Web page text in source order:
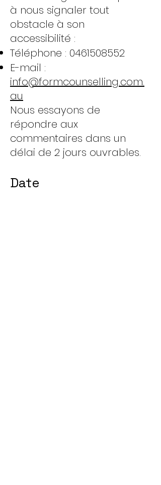
à nous signaler tout
obstacle à son
accessibilité :
Téléphone : 0461508552
E-mail :
info@formcounselling.com.
au
Nous essayons de
répondre aux
commentaires dans un
délai de 2 jours ouvrables.
Date